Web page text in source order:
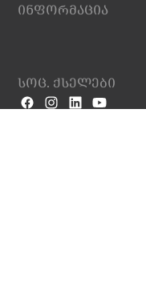
ინფორმაცია
სოც. ქსელები